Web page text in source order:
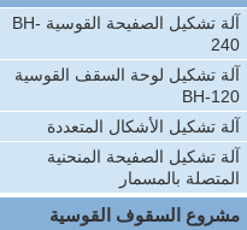
آلة تشكيل الصفيحة القوسية BH-
240
آلة تشكيل لوحة السقف القوسية
BH-120
آلة تشكيل الأشكال المتعددة
آلة تشكيل الصفيحة المنحنية
المتصلة بالمسمار
مشروع السقوف القوسية